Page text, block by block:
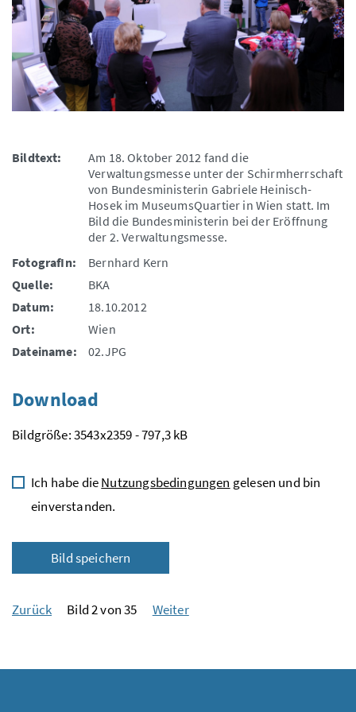
Bildtext:
Am 18. Oktober 2012 fand die
Verwaltungsmesse unter der Schirmherrschaft
von Bundesministerin Gabriele Heinisch-
Hosek im MuseumsQuartier in Wien statt. Im
Bild die Bundesministerin bei der Eröffnung
der 2. Verwaltungsmesse.
FotografIn:
Bernhard Kern
Quelle:
BKA
Datum:
18.10.2012
Ort:
Wien
Dateiname:
02.JPG
Download
Bildgröße: 3543x2359 - 797,3 kB
Ich habe dieNutzungsbedingungen gelesen und bin
einverstanden.
Bild speichern
Zurück Bild 2 von 35 Weiter